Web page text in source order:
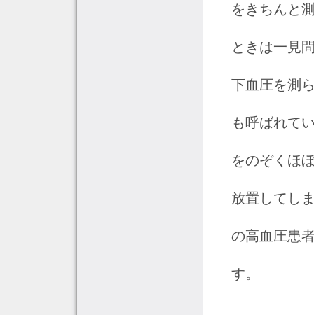
をきちんと
ときは一見
下血圧を測
も呼ばれて
をのぞくほ
放置してし
の高血圧患
す。